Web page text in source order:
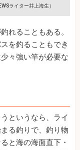
ライター井上海生）
れることもある。
を釣ることもでき
々強い竿が必要な
というなら、ライ
る釣りで、釣り物
と海の海面直下・